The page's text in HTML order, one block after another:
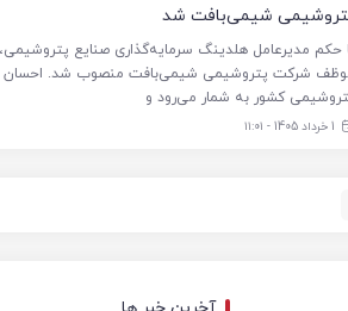
شیمی‌بافت شد
حکم مدیرعامل هلدینگ سرمایه‌گذاری صنایع
شرکت پتروشیمی شیمی‌بافت منصوب شد. احسان
کشور به شمار می‌رود و
1 خرداد 1405 - ۱۱:۰۱